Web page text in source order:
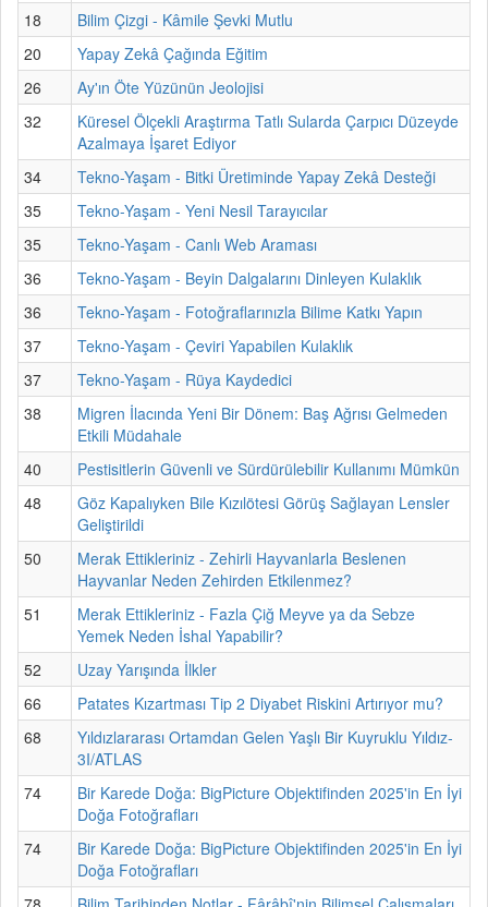
18
Bilim Çizgi - Kâmile Şevki Mutlu
20
Yapay Zekâ Çağında Eğitim
26
Ay'ın Öte Yüzünün Jeolojisi
32
Küresel Ölçekli Araştırma Tatlı Sularda Çarpıcı Düzeyde
Azalmaya İşaret Ediyor
34
Tekno-Yaşam - Bitki Üretiminde Yapay Zekâ Desteği
35
Tekno-Yaşam - Yeni Nesil Tarayıcılar
35
Tekno-Yaşam - Canlı Web Araması
36
Tekno-Yaşam - Beyin Dalgalarını Dinleyen Kulaklık
36
Tekno-Yaşam - Fotoğraflarınızla Bilime Katkı Yapın
37
Tekno-Yaşam - Çeviri Yapabilen Kulaklık
37
Tekno-Yaşam - Rüya Kaydedici
38
Migren İlacında Yeni Bir Dönem: Baş Ağrısı Gelmeden
Etkili Müdahale
40
Pestisitlerin Güvenli ve Sürdürülebilir Kullanımı Mümkün
48
Göz Kapalıyken Bile Kızılötesi Görüş Sağlayan Lensler
Geliştirildi
50
Merak Ettikleriniz - Zehirli Hayvanlarla Beslenen
Hayvanlar Neden Zehirden Etkilenmez?
51
Merak Ettikleriniz - Fazla Çiğ Meyve ya da Sebze
Yemek Neden İshal Yapabilir?
52
Uzay Yarışında İlkler
66
Patates Kızartması Tip 2 Diyabet Riskini Artırıyor mu?
68
Yıldızlararası Ortamdan Gelen Yaşlı Bir Kuyruklu Yıldız-
3I/ATLAS
74
Bir Karede Doğa: BigPicture Objektifinden 2025'in En İyi
Doğa Fotoğrafları
74
Bir Karede Doğa: BigPicture Objektifinden 2025'in En İyi
Doğa Fotoğrafları